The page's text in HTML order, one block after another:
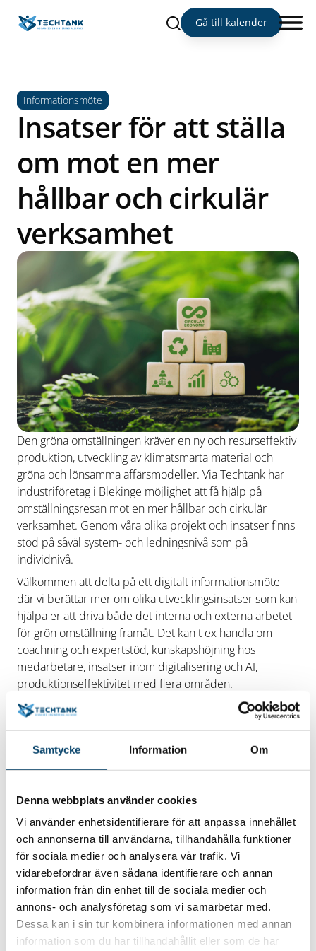
Samtycke Information Om
Denna webbplats använder cookies
Vi använder enhetsidentifierare för att anpassa innehållet
och annonserna till användarna, tillhandahålla funktioner
för sociala medier och analysera vår trafik. Vi
vidarebefordrar även sådana identifierare och annan
information från din enhet till de sociala medier och
annons- och analysföretag som vi samarbetar med.
Dessa kan i sin tur kombinera informationen med annan
information som du har tillhandahållit eller som de har
Sök Gå till kalender
Informationsmöte
Insatser för att ställa
om mot en mer
hållbar och cirkulär
verksamhet
Den gröna omställningen kräver en ny och resurseffektiv
produktion, utveckling av klimatsmarta material och
gröna och lönsamma affärsmodeller. Via Techtank har
industriföretag i Blekinge möjlighet att få hjälp på
omställningsresan mot en mer hållbar och cirkulär
verksamhet. Genom våra olika projekt och insatser finns
stöd på såväl system- och ledningsnivå som på
individnivå.
Välkommen att delta på ett digitalt informationsmöte
där vi berättar mer om olika utvecklingsinsatser som kan
hjälpa er att driva både det interna och externa arbetet
för grön omställning framåt. Det kan t ex handla om
coachning och expertstöd, kunskapshöjning hos
medarbetare, insatser inom digitalisering och AI,
produktionseffektivitet med flera områden.
När:
Fredagen den 25 oktober kl. 07.45-08.30
Var:Digitalt via Teams
senast den 24
oktober. Länk kommer via e-post inför mötet.
Vi ses!
Datum/tid
2024-10-25
25 oktober 2024 kl. 07.45-08.30
Plats
Digitalt